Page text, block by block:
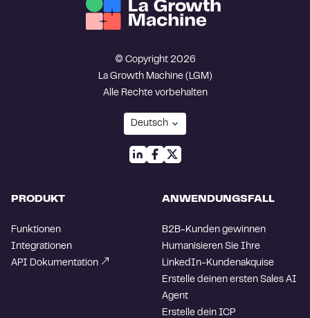
© Copyright 2026
La Growth Machine (LGM)
Alle Rechte vorbehalten
PRODUKT
Funktionen
Integrationen
API Dokumentation
ANWENDUNGSFALL
B2B-Kunden gewinnen
Humanisieren Sie Ihre
LinkedIn-Kundenakquise
Erstelle deinen ersten Sales AI
Agent
Erstelle dein ICP